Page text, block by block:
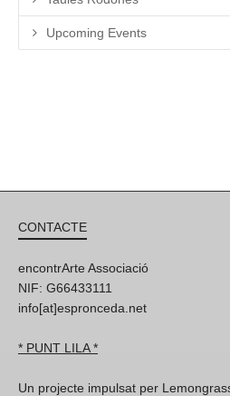
Upcoming Events
CONTACTE
encontrArte Associació
NIF: G66433111
info[at]espronceda.net
* PUNT LILA *
Un projecte impulsat per